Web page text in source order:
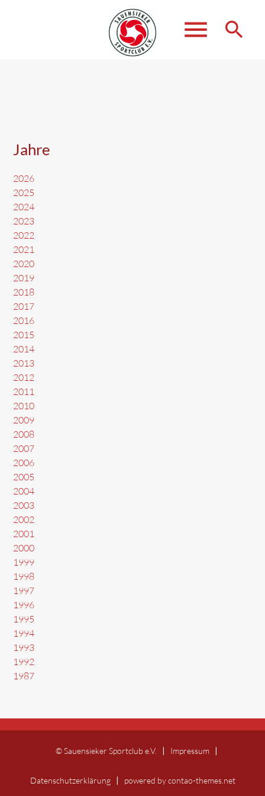
menu search
Jahre
2026
2025
2024
2023
2022
2021
2020
2019
2018
2017
2016
2015
2014
2013
2012
2011
2010
2009
2008
2007
2006
2005
2004
2003
2002
2001
2000
1999
1998
1997
1996
1995
1994
1993
1992
1987
© Sauensieker Sportclub e.V. Impressum
Datenschutzerklärung powered bycontao-themes.net